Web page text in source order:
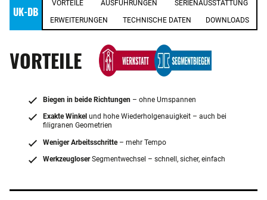
UK-DB
VORTEILE AUSFÜHRUNGEN SERIENAUSSTATTUNG
ERWEITERUNGEN TECHNISCHE DATEN DOWNLOADS
VORTEILE
Biegen in beide Richtungen – ohne Umspannen
Exakte Winkel und hohe Wiederholgenauigkeit – auch bei
filigranen Geometrien
Weniger Arbeitsschritte– mehr Tempo
WerkzeugloserSegmentwechsel – schnell, sicher, einfach